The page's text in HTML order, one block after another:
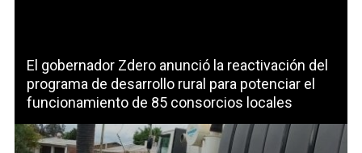
El gobernador Zdero anunció la reactivación del
programa de desarrollo rural para potenciar el
funcionamiento de 85 consorcios locales